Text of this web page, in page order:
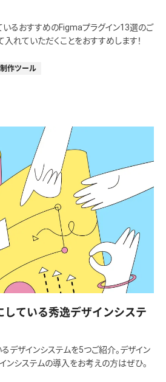
るおすすめのFigmaプラグイン13選のご
入れていただくことをおすすめします！
作ツール
している秀逸デザインシステ
デザインシステムを5つご紹介。デザイン
ンシステムの導入をお考えの方はぜひ。